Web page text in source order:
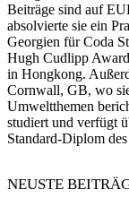
Beiträge sind auf
absolvierte sie ein
Georgien für Coda
Hugh Cudlipp
in Hongkong.
Cornwall, GB, wo
Umweltthemen
studiert und verfügt
Standard-Diplom
NEUSTE